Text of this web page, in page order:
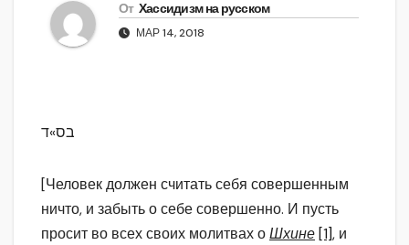
От Хассидизм на русском
МАР 14, 2018
בס»ד
[Человек должен считать себя совершенным
ничто, и забыть о себе совершенно. И пусть
просит во всех своих молитвах оШхине [1], и